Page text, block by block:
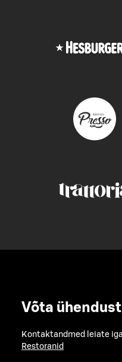
Võta ühendust
Kontaktandmed leiate
Restoranid